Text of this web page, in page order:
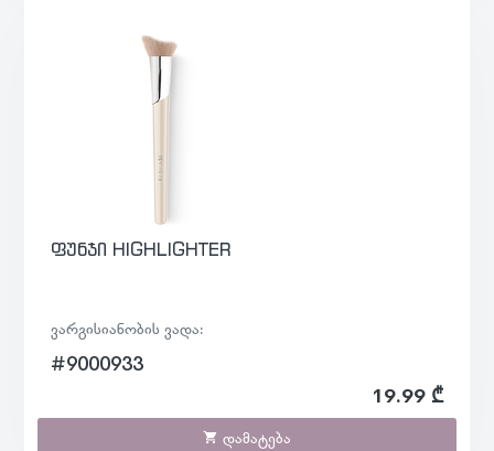
ფუნჯი HIGHLIGHTER
ვარგისიანობის ვადა:
#9000933
19.99 ₾
დამატება